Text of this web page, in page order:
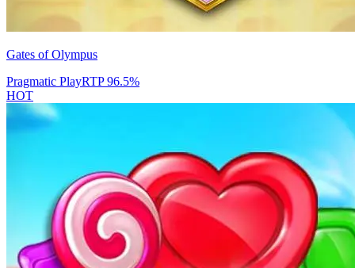
Gates of Olympus
Pragmatic PlayRTP96.5%
HOT